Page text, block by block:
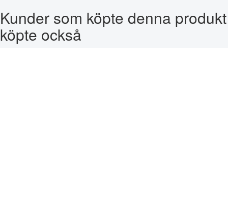
Kunder som köpte denna produkt
köpte också